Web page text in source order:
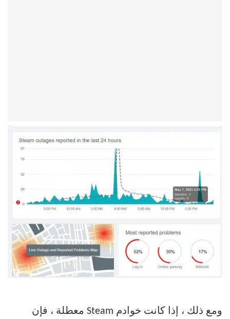
ومع ذلك ، إذا كانت خوادم Steam معطلة ، فإن